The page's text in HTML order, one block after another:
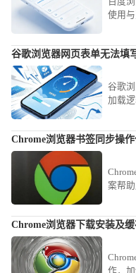
使用
畅。
谷歌浏览器网页表单无法填
谷歌
加载
Chrome浏览器书签同步操
案帮
Chrome浏览器下载安装及